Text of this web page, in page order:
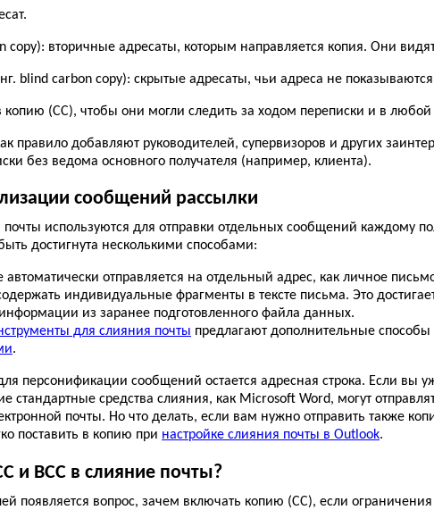
copy): вторичные адресаты, которым направляется копия. Они
blind carbon copy): скрытые адресаты, чьи адреса не
(CС), чтобы они могли следить за ходом переписки и в
правило добавляют руководителей, супервизоров и других
без ведома основного получателя (например, клиента).
сообщений рассылки
используются для отправки отдельных сообщений каждому
достигнута несколькими способами:
отправляется на отдельный адрес, как личное
индивидуальные фрагменты в тексте письма. Это
из заранее подготовленного файла данных.
для слияния почты предлагают дополнительные
.
персонификации сообщений остается адресная строка. Если вы
стандартные средства слияния, как Microsoft Word, могут
почты. Но что делать, если вам нужно отправить также
поставить в копию при настройке слияния почты в Outlook.
и ВСС в слияние почты?
появляется вопрос, зачем включать копию (СС), если